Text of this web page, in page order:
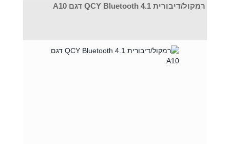
רמקול/דיבורית QCY Bluetooth 4.1 דגם A10